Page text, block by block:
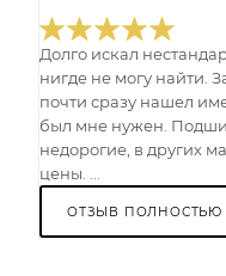
Долго искал
нигде не могу найти.
почти сразу нашел
был мне нужен.
недорогие, в других
цены. ...
ОТЗЫВ ПОЛНОСТЬЮ